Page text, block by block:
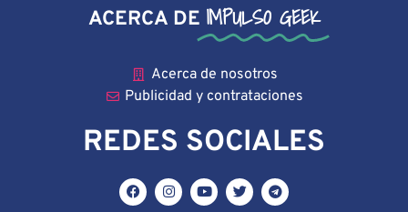
ACERCA DE IMPULSO GEEK
Acerca de nosotros
Publicidad y contrataciones
REDES SOCIALES